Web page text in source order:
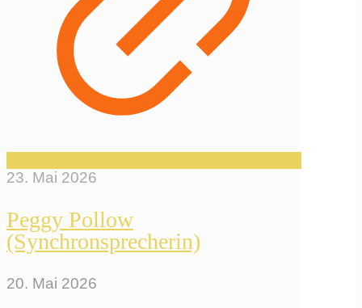
23. Mai 2026
Peggy Pollow
(Synchronsprecherin)
20. Mai 2026